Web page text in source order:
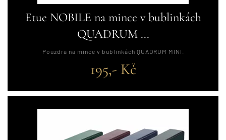
Etue NOBILE na mince v bublinkách
QUADRUM ...
Pouzdra na mince v bublinkách QUADRUM MINI.
195,- Kč